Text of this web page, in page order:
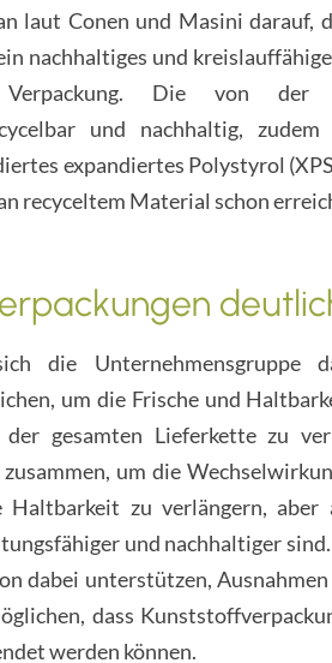
laut Conen und Masini darauf,
nachhaltiges und
Die von der
und nachhaltig,
expandiertes Polystyrol
recyceltem Material schon
die Unternehmensgruppe
um die Frische und
der gesamten Lieferkette zu
um die
Haltbarkeit zu verlängern,
und nachhaltiger
dabei unterstützen,
dass
werden können.